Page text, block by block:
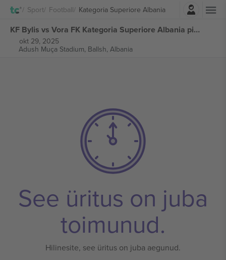
Sport Football Kategoria Superiore Albania
Logi sisse
KF Bylis vs Vora FK Kategoria Superiore Albania piletid
okt 29, 2025
Adush Muça Stadium, Ballsh, Albania
See üritus on juba
toimunud.
Hilinesite, see üritus on juba aegunud.